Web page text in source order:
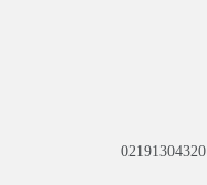
02191304320